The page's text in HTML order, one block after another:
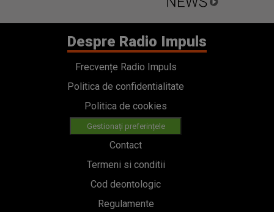
Despre Radio Impuls
Frecvențe Radio Impuls
Politica de confidentialitate
Politica de cookies
Gestionați preferințele
Contact
Termeni si conditii
Cod deontologic
Regulamente